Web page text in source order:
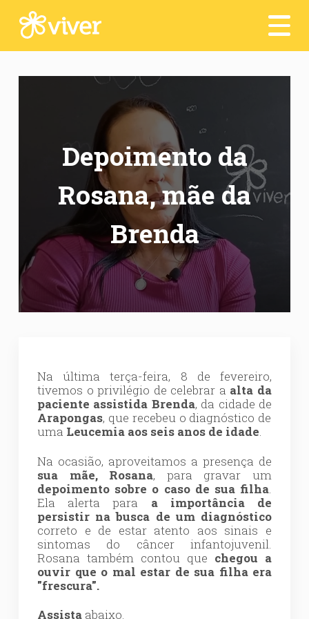
Transparência
Contato
Dia a Dia :)
Acesso Interno
Depoimento da
Rosana, mãe da
Brenda
Na última terça-feira, 8 de fevereiro,
tivemos o privilégio de celebrar a alta da
paciente assistida Brenda, da cidade de
Arapongas, que recebeu o diagnóstico de
uma Leucemia aos seis anos de idade.
Na ocasião, aproveitamos a presença de
sua mãe, Rosana, para gravar um
depoimento sobre o caso de sua filha
Ela alerta para a importância de
persistir na busca de um diagnóstico
correto e de estar atento aos sinais e
sintomas do câncer infantojuvenil.
Rosana também contou que chegou a
ouvir que o mal estar de sua filha era
"frescura".
Assista abaixo.